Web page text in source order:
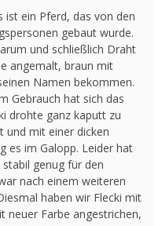
ist ein Pferd, das von den
gebaut wurde.
und schließlich Draht
angemalt, braun mit
Namen bekommen.
Gebrauch hat sich das
drohte ganz kaputt zu
und mit einer dicken
es im Galopp. Leider hat
genug für den
nach einem weiteren
haben wir Flecki mit
neuer Farbe angestrichen,